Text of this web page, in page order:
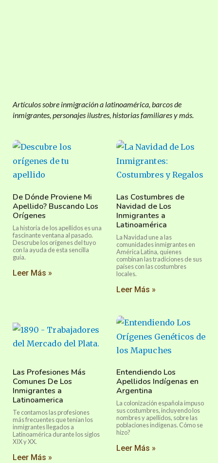
Artículos sobre inmigración a latinoamérica, barcos de
inmigrantes, personajes ilustres, historias familiares y más.
De Dónde Proviene Mi
Apellido? Buscando Los
Orígenes
La historia de los apellidos es una
fascinante ventana al pasado.
Descrube los orígenes del tuyo
con la ayuda de esta sencilla
guía.
Leer Más »
Las Costumbres de
Navidad de Los
Inmigrantes a
Latinoamérica
La Navidad une a las
comunidades inmigrantes en
América Latina, quienes
combinan las tradiciones de sus
países con las costumbres
locales.
Leer Más »
Las Profesiones Más
Comunes De Los
Inmigrantes a
Latinoamerica
Te contamos las profesiones
más frecuentes que tenían los
inmigrantes llegados a
Latinoamérica durante los siglos
XIX y XX.
Leer Más »
Entendiendo Los
Apellidos Indígenas en
Argentina
La colonización española impuso
sus costumbres, incluyendo los
nombres y apellidos, sobre las
poblaciones indígenas. Cómo se
hizo?
Leer Más »